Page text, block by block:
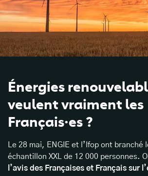
Énergies
veulent vraiment les
Français·es ?
Le 28 mai, ENGIE et l’Ifop ont branché
échantillon XXL de 12 000 personnes.
l’avis des Françaises et Français sur